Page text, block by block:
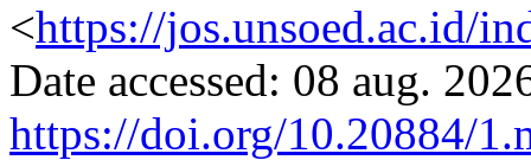
<https://jos.unsoed.ac.id/
Date accessed: 08 aug.
https://doi.org/10.20884/